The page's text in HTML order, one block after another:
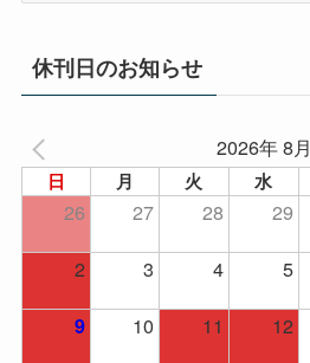
イ
ブ
休刊日のお知らせ
2026年 8月
日 月 火 水
26 27 28 29
2
3 4 5
9 10 11 12